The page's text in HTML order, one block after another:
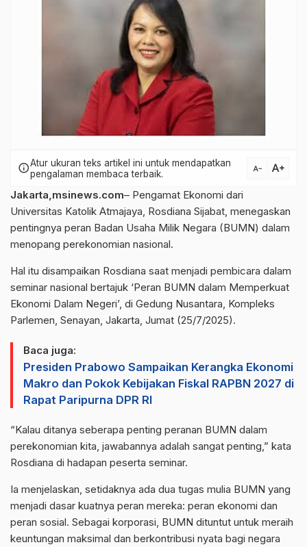
infoAtur ukuran teks artikel ini untuk mendapatkan
pengalaman membaca terbaik.
text_decrease text_increase
Jakarta,msinews.com– Pengamat Ekonomi dari
Universitas Katolik Atmajaya, Rosdiana Sijabat, menegaskan
pentingnya peran Badan Usaha Milik Negara (BUMN) dalam
menopang perekonomian nasional.
Hal itu disampaikan Rosdiana saat menjadi pembicara dalam
seminar nasional bertajuk ‘Peran BUMN dalam Memperkuat
Ekonomi Dalam Negeri’, di Gedung Nusantara, Kompleks
Parlemen, Senayan, Jakarta, Jumat (25/7/2025).
Baca juga:
Presiden Prabowo Sampaikan Kerangka Ekonomi
Makro dan Pokok Kebijakan Fiskal RAPBN 2027 di
Rapat Paripurna DPR RI
“Kalau ditanya seberapa penting peranan BUMN dalam
perekonomian kita, jawabannya adalah sangat penting,” kata
Rosdiana di hadapan peserta seminar.
Ia menjelaskan, setidaknya ada dua tugas mulia BUMN yang
menjadi dasar kuatnya peran mereka: peran ekonomi dan
peran sosial. Sebagai korporasi, BUMN dituntut untuk meraih
keuntungan maksimal dan berkontribusi nyata bagi negara